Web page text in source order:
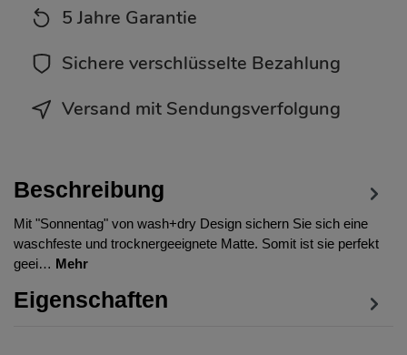
5 Jahre Garantie
Sichere verschlüsselte Bezahlung
Versand mit Sendungsverfolgung
Beschreibung
Mit "Sonnentag" von wash+dry Design sichern Sie sich eine
waschfeste und trocknergeeignete Matte. Somit ist sie perfekt
geei… Mehr
Eigenschaften